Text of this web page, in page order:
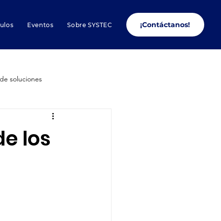
Eventos Sobre SYSTEC ¡Contáctanos!
soluciones
de Smartsheet
los